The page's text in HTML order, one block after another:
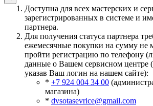
Доступна для всех мастерских и
зарегистрированных в системе и
партнера.
Для получения статуса партнера
ежемесячные покупки на сумму не
пройти регистрацию по телефону
данные о Вашем сервисном центре
указав Ваш логин на нашем сайте):
* +7 924 004 34 00
магазина)
* dvsotasevrice@gmail.com